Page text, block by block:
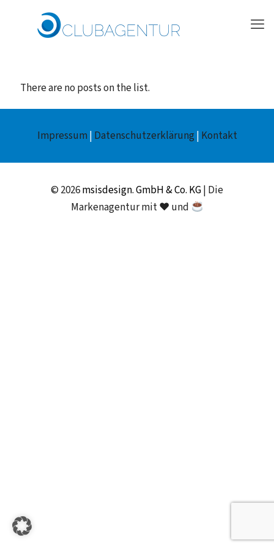
There are no posts on the list.
Impressum | Datenschutzerklärung | Kontakt
© 2026msisdesign. GmbH & Co. KG| Die
Markenagentur mit ♥ und